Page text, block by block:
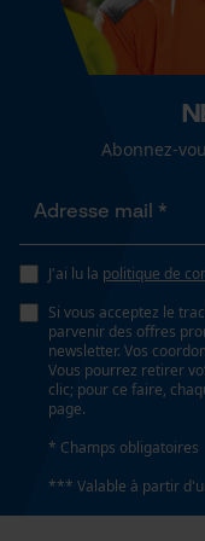
Visibilité
Type de poche
poches de vestes,
dorsale, poche
latérales, poches
Spécifications
Abonnez-
J'ai lu la politique de
Si vous acceptez le
parvenir des offres
newsletter. Vos
Vous pourrez retirer
clic; pour ce faire,
page.
* Champs obligatoires
*** Valable à partir